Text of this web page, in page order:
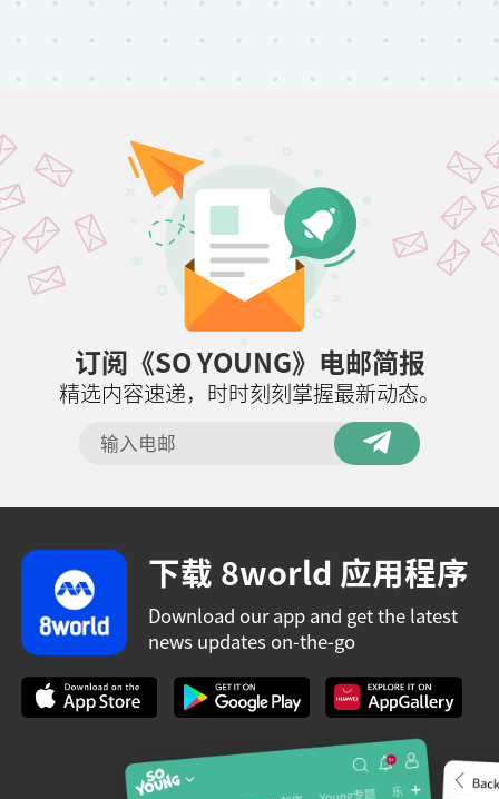
订阅《SO YOUNG》电邮简报
精选内容速递，时时刻刻掌握最新动态。
下载 8world 应用程序
Download our app and get the latest
news updates on-the-go